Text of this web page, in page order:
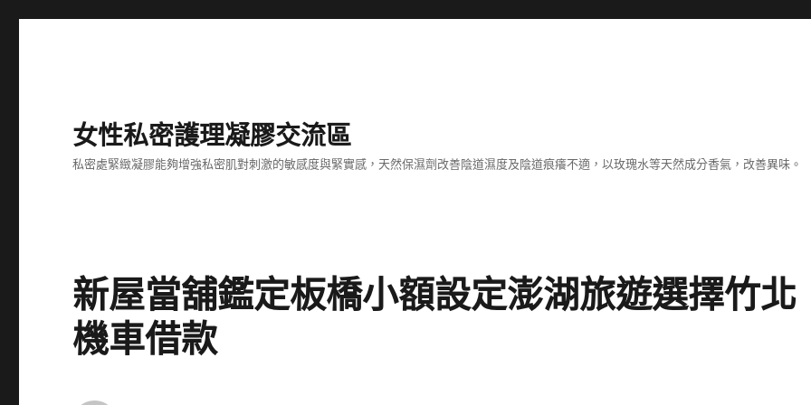
女性私密護理凝膠交流區
私密處緊緻凝膠能夠增強私密肌對刺激的敏感度與緊實感，天然保濕劑改善陰道濕度及陰道痕癢不適，以玫瑰水等天然成分香氣，改善異味。
新屋當舖鑑定板橋小額設定澎湖旅遊選擇竹北
機車借款